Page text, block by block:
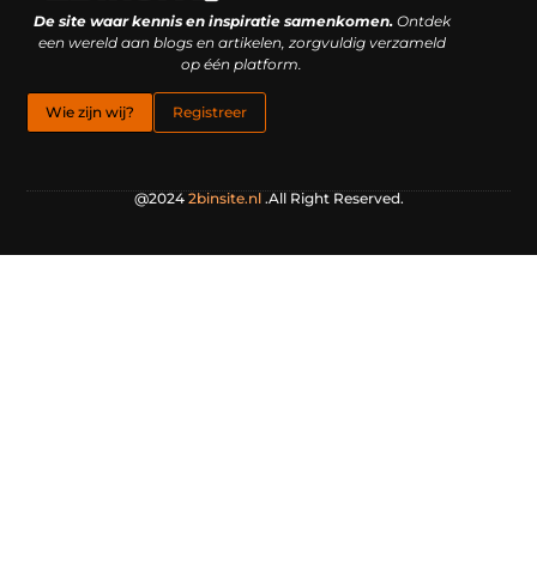
De site waar kennis en inspiratie samenkomen.Ontdek
een wereld aan blogs en artikelen, zorgvuldig verzameld
op één platform.
Wie zijn wij? Registreer
@2024 2binsite.nl.All Right Reserved.